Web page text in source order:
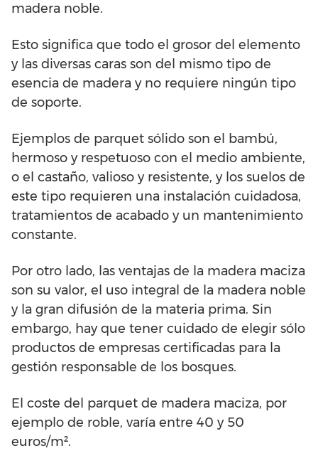
madera noble.
Esto significa que todo el grosor del elemento
y las diversas caras son del mismo tipo de
esencia de madera y no requiere ningún tipo
de soporte.
Ejemplos de parquet sólido son el bambú,
hermoso y respetuoso con el medio ambiente,
o el castaño, valioso y resistente, y los suelos de
este tipo requieren una instalación cuidadosa,
tratamientos de acabado y un mantenimiento
constante.
Por otro lado, las ventajas de la madera maciza
son su valor, el uso integral de la madera noble
y la gran difusión de la materia prima. Sin
embargo, hay que tener cuidado de elegir sólo
productos de empresas certificadas para la
gestión responsable de los bosques.
El coste del parquet de madera maciza, por
ejemplo de roble, varía entre 40 y 50
euros/m².